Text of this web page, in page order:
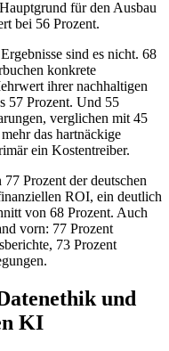
für den Ausbau
bei 56 Prozent.
sind es nicht. 68
konkrete
ihrer nachhaltigen
57 Prozent. Und 55
verglichen mit 45
das hartnäckige
ein Kostentreiber.
Prozent der deutschen
ROI, ein deutlich
von 68 Prozent. Auch
vorn: 77 Prozent
73 Prozent
und
KI